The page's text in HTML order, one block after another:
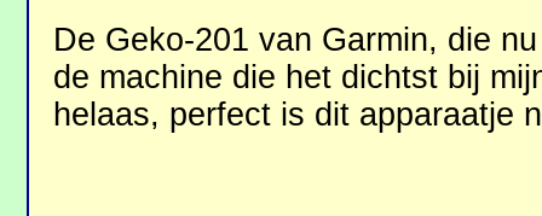
De Geko-201 van Garmin, die
de machine die het dichtst bij
helaas, perfect is dit apparaatje